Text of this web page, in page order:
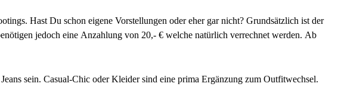
Hast Du schon eigene Vorstellungen oder eher gar nicht? Grundsätzlich ist der
jedoch eine Anzahlung von 20,- € welche natürlich verrechnet werden. Ab
sein. Casual-Chic oder Kleider sind eine prima Ergänzung zum Outfitwechsel.